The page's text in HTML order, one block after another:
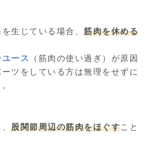
生じている場合、 筋肉を休める
ース
（筋肉の使い過ぎ）が原因
ツをしている方は無理をせずに
股関節周辺の筋肉をほぐすこと